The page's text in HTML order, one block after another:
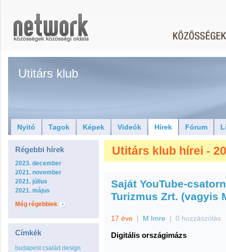
Utitárs klub
Nyitó Tagok Képek Videók Hírek Fórum
Régebbi hírek
2023. december
2021. november
2021. július
2021. május
Még régebbiek
Címkék
budapest család design
Utitárs klub hírei -
Saját YouTube-
Turizmus Zrt. (vagyis
17 éve | M Imre | 0 hozzászólás
Digitális országimázs